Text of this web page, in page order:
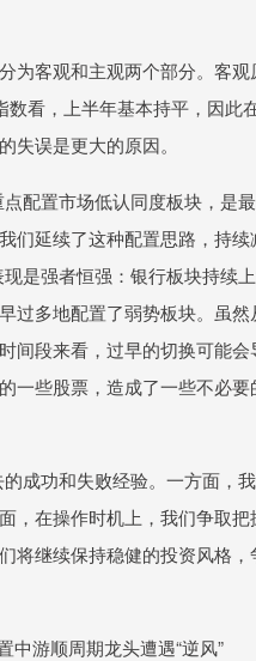
为客观和主观两个部分。客
看，上半年基本持平，因此
误是更大的原因。
配置市场低认同度板块，是
们延续了这种配置思路，持
是强者恒强：银行板块持续
过多地配置了弱势板块。虽
间段来看，过早的切换可能
一些股票，造成了一些不必
成功和失败经验。一方面，
，在操作时机上，我们争取
将继续保持稳健的投资风格
中游顺周期龙头遭遇“逆风”